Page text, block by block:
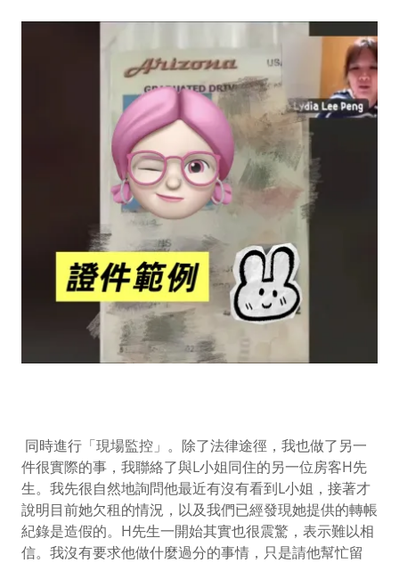
同時進行「現場監控」。除了法律途徑，我也做了另一
件很實際的事，我聯絡了與L小姐同住的另一位房客H先
生。我先很自然地詢問他最近有沒有看到L小姐，接著才
說明目前她欠租的情況，以及我們已經發現她提供的轉帳
紀錄是造假的。H先生一開始其實也很震驚，表示難以相
信。我沒有要求他做什麼過分的事情，只是請他幫忙留